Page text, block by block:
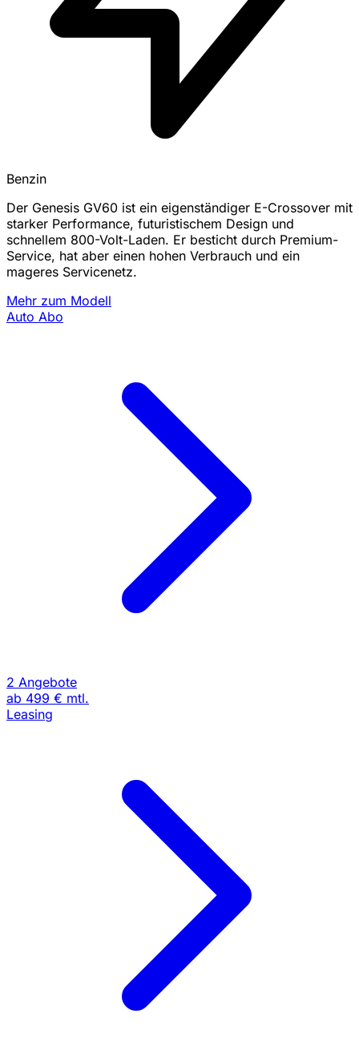
Benzin
Der Genesis GV60 ist ein eigenständiger E-Crossover mit
starker Performance, futuristischem Design und
schnellem 800-Volt-Laden. Er besticht durch Premium-
Service, hat aber einen hohen Verbrauch und ein
mageres Servicenetz.
Mehr zum Modell
Auto Abo
2 Angebote
ab 499 € mtl.
Leasing